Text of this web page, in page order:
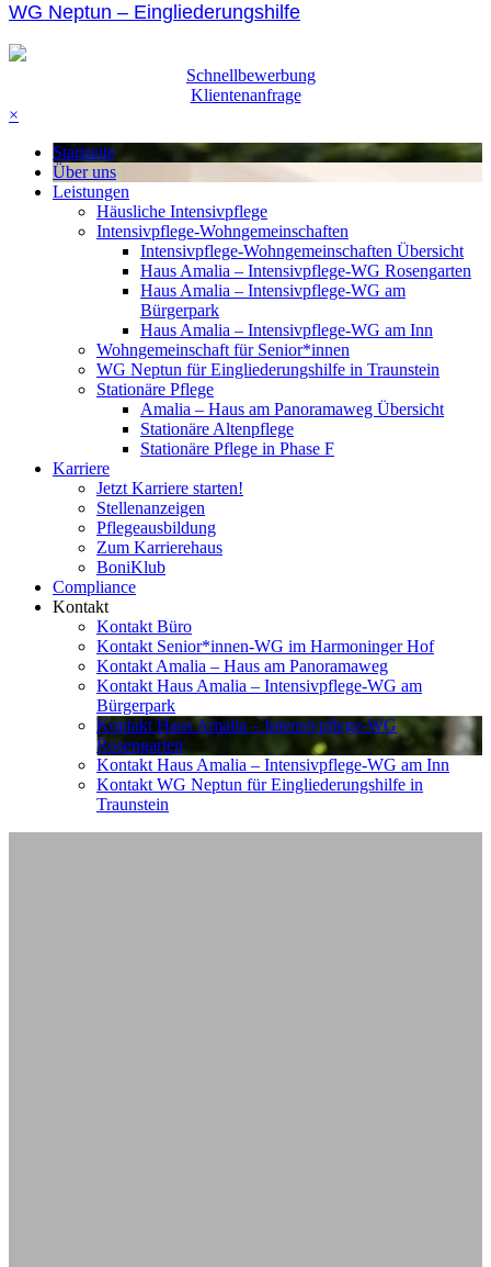
WG Neptun – Eingliederungshilfe
Schnellbewerbung
Klientenanfrage
×
Startseite
Über uns
Leistungen
Häusliche Intensivpflege
Intensivpflege-Wohngemeinschaften
Intensivpflege-Wohngemeinschaften Übersicht
Haus Amalia – Intensivpflege-WG Rosengarten
Haus Amalia – Intensivpflege-WG am
Bürgerpark
Haus Amalia – Intensivpflege-WG am Inn
Wohngemeinschaft für Senior*innen
WG Neptun für Eingliederungshilfe in Traunstein
Stationäre Pflege
Amalia – Haus am Panoramaweg Übersicht
Stationäre Altenpflege
Stationäre Pflege in Phase F
Karriere
Jetzt Karriere starten!
Stellenanzeigen
Pflegeausbildung
Zum Karrierehaus
BoniKlub
Compliance
Kontakt
Kontakt Büro
Kontakt Senior*innen-WG im Harmoninger Hof
Kontakt Amalia – Haus am Panoramaweg
Kontakt Haus Amalia – Intensivpflege-WG am
Bürgerpark
Kontakt Haus Amalia – Intensivpflege-WG
Rosengarten
Kontakt Haus Amalia – Intensivpflege-WG am Inn
Kontakt WG Neptun für Eingliederungshilfe in
Traunstein